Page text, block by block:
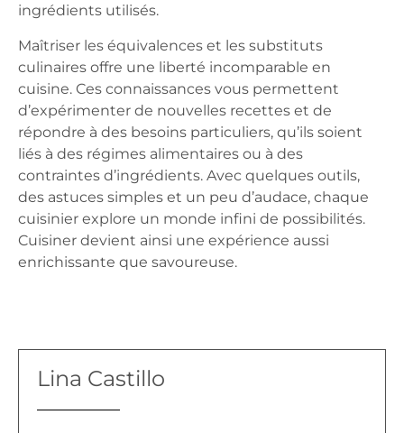
ingrédients utilisés.
Maîtriser les équivalences et les substituts
culinaires offre une liberté incomparable en
cuisine. Ces connaissances vous permettent
d’expérimenter de nouvelles recettes et de
répondre à des besoins particuliers, qu’ils soient
liés à des régimes alimentaires ou à des
contraintes d’ingrédients. Avec quelques outils,
des astuces simples et un peu d’audace, chaque
cuisinier explore un monde infini de possibilités.
Cuisiner devient ainsi une expérience aussi
enrichissante que savoureuse.
Lina Castillo